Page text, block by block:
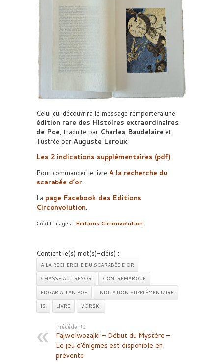
Celui qui découvrira le message remportera une
édition rare des Histoires extraordinaires
de Poe, traduite par Charles Baudelaire et
illustrée par Auguste Leroux.
Les 2 indications supplémentaires (pdf).
Pour commander le livre A la recherche du
scarabée d’or.
La page Facebook des Editions
Circonvolution.
Crédit images : Editions Circonvolution
Contient le(s) mot(s)-clé(s) :
A LA RECHERCHE DU SCARABÉE D'OR
CHASSE AU TRÉSOR
CONTREMARQUE
EDGAR ALLAN POE
INDICATION SUPPLÉMENTAIRE
IS
LIVRE VORSKI
Précédent :
Fajwelwozajki – Début du Mystère –
Le jeu d’énigmes est disponible en
prévente